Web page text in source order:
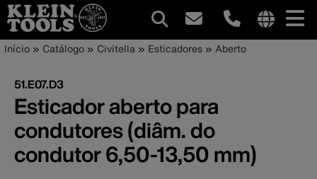
Pular
conteúdo
principal
Navegação
principal
Trilha
de
navegação
Início Catálogo Civitella Esticadores Aberto
51.E07.D3
Esticador aberto para
condutores (diâm. do
condutor 6,50-13,50 mm)